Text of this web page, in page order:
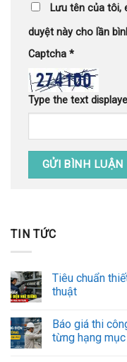
Lưu tên của tôi,
duyệt này cho lần
Captcha *
Type the text
TIN TỨC
Tiêu chuẩn
thuật
Báo giá thi
từng hạng mục